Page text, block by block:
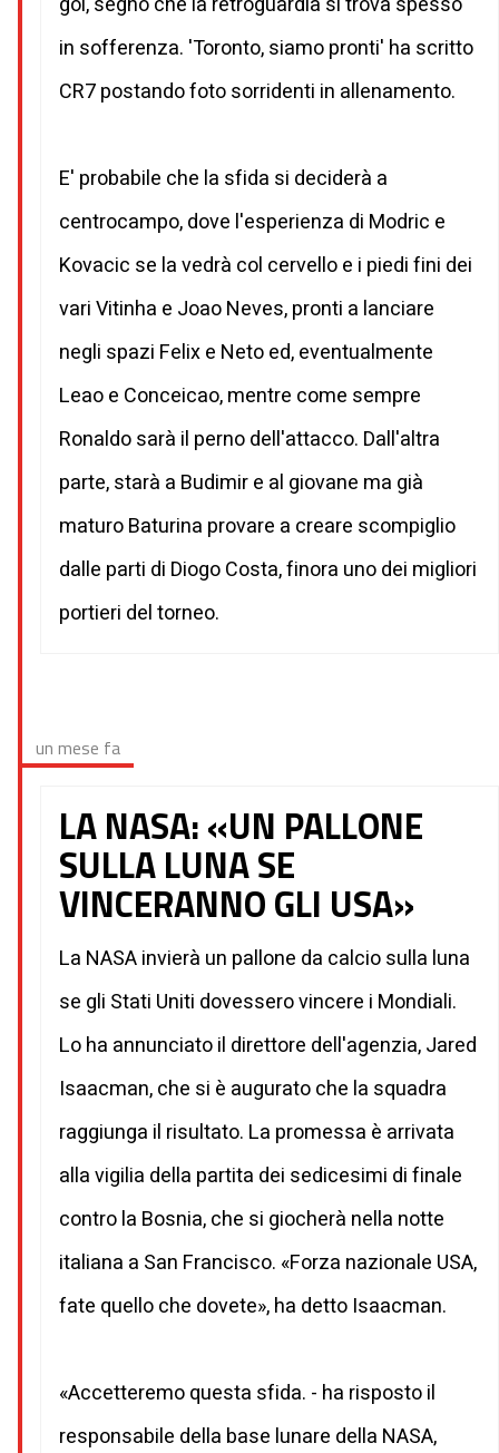
in sofferenza. 'Toronto, siamo pronti' ha scritto
CR7 postando foto sorridenti in allenamento.
E' probabile che la sfida si deciderà a
centrocampo, dove l'esperienza di Modric e
Kovacic se la vedrà col cervello e i piedi fini dei
vari Vitinha e Joao Neves, pronti a lanciare
negli spazi Felix e Neto ed, eventualmente
Leao e Conceicao, mentre come sempre
Ronaldo sarà il perno dell'attacco. Dall'altra
parte, starà a Budimir e al giovane ma già
maturo Baturina provare a creare scompiglio
dalle parti di Diogo Costa, finora uno dei migliori
portieri del torneo.
un mese fa
LA NASA: «UN PALLONE
SULLA LUNA SE
VINCERANNO GLI USA»
La NASA invierà un pallone da calcio sulla luna
se gli Stati Uniti dovessero vincere i Mondiali.
Lo ha annunciato il direttore dell'agenzia, Jared
Isaacman, che si è augurato che la squadra
raggiunga il risultato. La promessa è arrivata
alla vigilia della partita dei sedicesimi di finale
contro la Bosnia, che si giocherà nella notte
italiana a San Francisco. «Forza nazionale USA,
fate quello che dovete», ha detto Isaacman.
«Accetteremo questa sfida. - ha risposto il
responsabile della base lunare della NASA,